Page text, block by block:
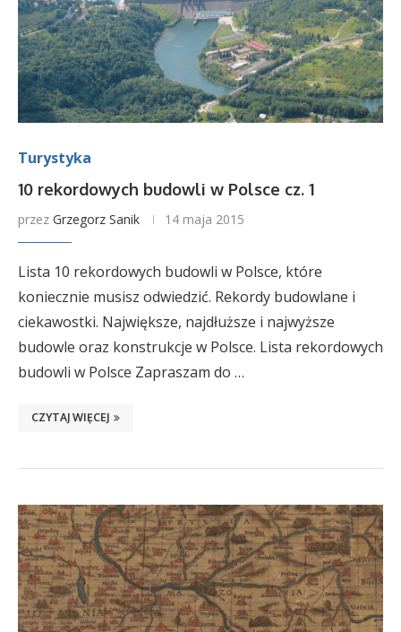
Turystyka
10 rekordowych budowli w Polsce cz. 1
przez Grzegorz Sanik 14 maja 2015
Lista 10 rekordowych budowli w Polsce, które
koniecznie musisz odwiedzić. Rekordy budowlane i
ciekawostki. Największe, najdłuższe i najwyższe
budowle oraz konstrukcje w Polsce. Lista rekordowych
budowli w Polsce Zapraszam do …
CZYTAJ WIĘCEJ